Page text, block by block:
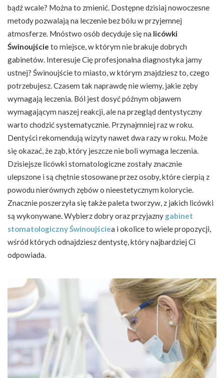
bądź wcale? Można to zmienić. Dostępne dzisiaj nowoczesne
metody pozwalają na leczenie bez bólu w przyjemnej
atmosferze. Mnóstwo osób decyduje się na licówki
Świnoujście to miejsce, w którym nie brakuje dobrych
gabinetów. Interesuje Cię profesjonalna diagnostyka jamy
ustnej? Świnoujście to miasto, w którym znajdziesz to, czego
potrzebujesz. Czasem tak naprawdę nie wiemy, jakie zęby
wymagają leczenia. Ból jest dosyć późnym objawem
wymagającym naszej reakcji, ale na przegląd dentystyczny
warto chodzić systematycznie. Przynajmniej raz w roku.
Dentyści rekomendują wizyty nawet dwa razy w roku. Może
się okazać, że ząb, który jeszcze nie boli wymaga leczenia.
Dzisiejsze licówki stomatologiczne zostały znacznie
ulepszone i są chętnie stosowane przez osoby, które cierpią z
powodu nierównych zębów o nieestetycznym kolorycie.
Znacznie poszerzyła się także paleta tworzyw, z jakich licówki
są wykonywane. Wybierz dobry oraz przyjazny gabinet
stomatologiczny Świnoujściea i okolice to wiele propozycji,
wśród których odnajdziesz dentystę, który najbardziej Ci
odpowiada.